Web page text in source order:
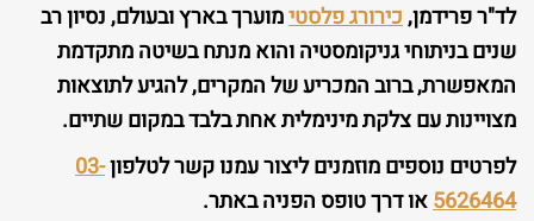
לד"ר פרידמן,כירורג פלסטימוערך בארץ ובעולם, נסיון רב
שנים בניתוחי גניקומסטיה והוא מנתח בשיטה מתקדמת
המאפשרת, ברוב המכריע של המקרים, להגיע לתוצאות
מצויינות עם צלקת מינימלית אחת בלבד במקום שתיים.
לפרטים נוספים מוזמנים ליצור עמנו קשר לטלפון03-
5626464או דרך טופס הפניה באתר.